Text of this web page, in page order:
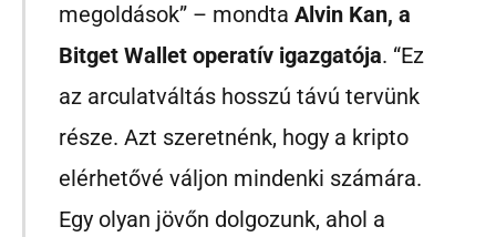
megoldások” – mondtaAlvin Kan, a
Bitget Wallet operatív igazgatója. “Ez
az arculatváltás hosszú távú tervünk
része. Azt szeretnénk, hogy a kripto
elérhetővé váljon mindenki számára.
Egy olyan jövőn dolgozunk, ahol a